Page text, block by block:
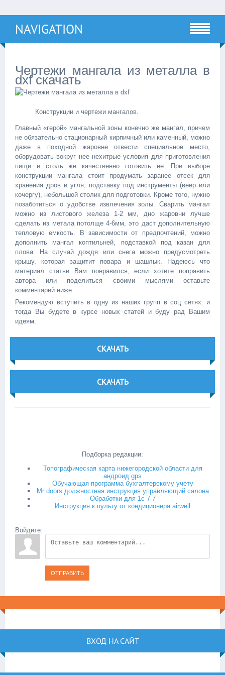
NAVIGATION
Чертежи мангала из металла в
dxf скачать
Конструкции и чертежи мангалов.
Главный «герой» мангальной зоны конечно же мангал, причем
не обязательно стационарный кирпичный или каменный, можно
даже в походной жаровне отвести специальное место,
оборудовать вокруг нее нехитрые условия для приготовления
пищи и столь же качественно готовить ее. При выборе
конструкции мангала стоит продумать заранее отсек для
хранения дров и угля, подставку под инструменты (веер или
кочергу), небольшой столик для подготовки. Кроме того, нужно
позаботиться о удобстве извлечения золы. Сварить мангал
можно из листового железа 1-2 мм, дно жаровни лучше
сделать из метала потолще 4-6мм, это даст дополнительную
тепловую емкость. В зависимости от предпочтений, можно
дополнить мангал коптильней, подставкой под казан для
плова. На случай дождя или снега можно предусмотреть
крышу, которая защитит повара и шашлык. Надеюсь что
материал статьи Вам понравился, если хотите поправить
автора или поделиться своими мыслями оставьте
комментарий ниже.
Рекомендую вступить в одну из наших групп в соц сетях: и
тогда Вы будете в курсе новых статей и буду рад Вашим
идеям.
СКАЧАТЬ
СКАЧАТЬ
Подборка редакции:
Топографическая карта нижегородской области для
андроид gps
Обучающая программа бухгалтерскому учету
Mr doors должностная инструкция управляющий салона
Обработки для 1с 7 7
Инструкция к пульту от кондиционера airwell
Войдите:
ОТПРАВИТЬ
ВХОД НА САЙТ